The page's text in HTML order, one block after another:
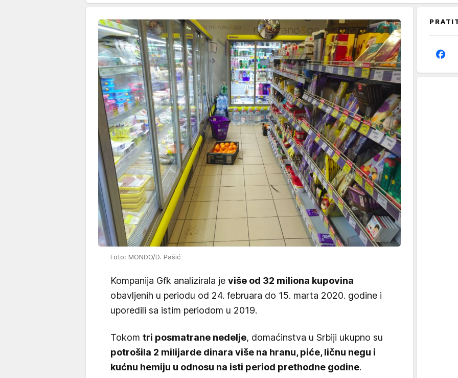
Foto: MONDO/D. Pašić
Kompanija Gfk analizirala je više od 32 miliona kupovina
obavljenih u periodu od 24. februara do 15. marta 2020. godine i
uporedili sa istim periodom u 2019.
Tokom tri posmatrane nedelje, domaćinstva u Srbiji ukupno su
potrošila 2 milijarde dinara više na hranu, piće, ličnu negu i
kućnu hemiju u odnosu na isti period prethodne godine.